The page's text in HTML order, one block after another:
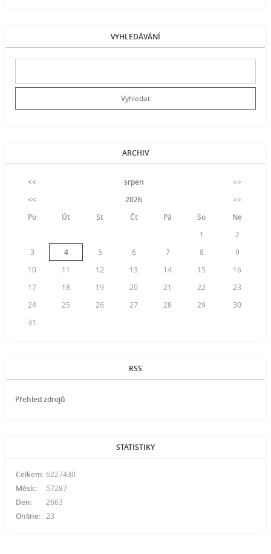
VYHLEDÁVÁNÍ
ARCHIV
<< srpen
>>
<<
2026
>>
Po
Út St Čt Pá So
Ne
1
2
3
4 5 6 7 8
9
10
11 12 13 14 15
16
17
18 19 20 21 22
23
24
25 26 27 28 29
30
31
RSS
Přehled zdrojů
STATISTIKY
Online: 23
Celkem: 6227430
Měsíc:
57287
Den:
2663